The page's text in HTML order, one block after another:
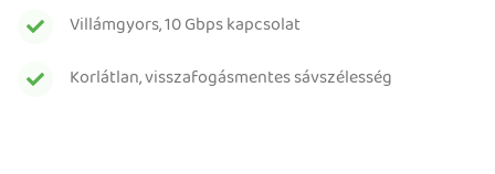
Villámgyors, 10 Gbps kapcsolat
Korlátlan, visszafogásmentes sávszélesség